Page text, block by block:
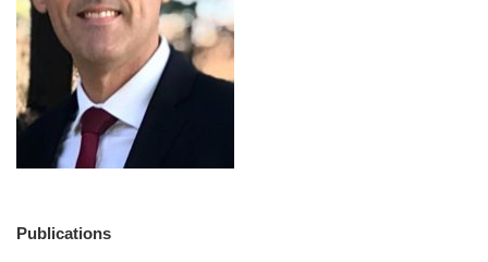
Publications